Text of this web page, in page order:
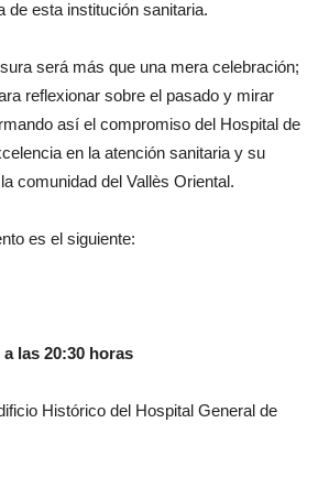
de esta institución sanitaria.
será más que una mera celebración;
reflexionar sobre el pasado y mirar
así el compromiso del Hospital de
en la atención sanitaria y su
comunidad del Vallès Oriental.
es el siguiente:
las 20:30 horas
Histórico del Hospital General de